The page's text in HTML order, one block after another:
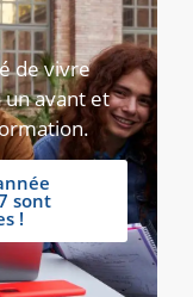
de vivre
avant et
sont
!